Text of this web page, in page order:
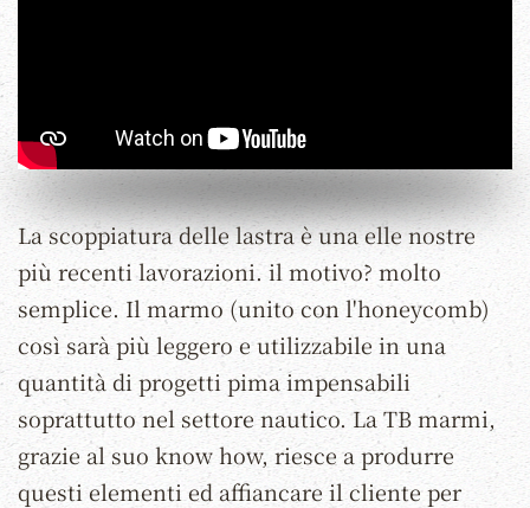
La scoppiatura delle lastra è una elle nostre
più recenti lavorazioni. il motivo? molto
semplice. Il marmo (unito con l'honeycomb)
così sarà più leggero e utilizzabile in una
quantità di progetti pima impensabili
soprattutto nel settore nautico. La TB marmi,
grazie al suo know how, riesce a produrre
questi elementi ed affiancare il cliente per